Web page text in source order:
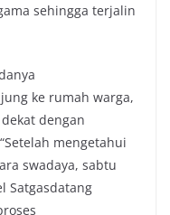
sehingga terjalin
ke rumah warga,
dengan
mengetahui
swadaya, sabtu
Satgasdatang